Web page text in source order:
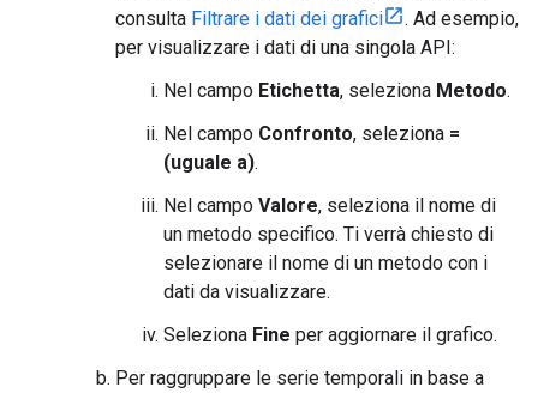
consulta Filtrare i dati dei grafici
. Ad esempio,
per visualizzare i dati di una singola API:
Nel campo Etichetta, seleziona Metodo.
Nel campo Confronto, seleziona =
(uguale a).
Nel campo Valore, seleziona il nome di
un metodo specifico. Ti verrà chiesto di
selezionare il nome di un metodo con i
dati da visualizzare.
Seleziona Fine per aggiornare il grafico.
Per raggruppare le serie temporali in base a